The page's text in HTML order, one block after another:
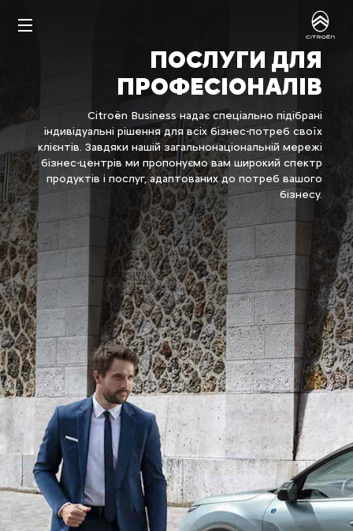
ПОСЛУГИ ДЛЯ
ПРОФЕСІОНАЛІВ
Citroën Business надає спеціально підібрані
індивідуальні рішення для всіх бізнес-потреб своїх
клієнтів. Завдяки нашій загальнонаціональній мережі
бізнес-центрів ми пропонуємо вам широкий спектр
продуктів і послуг, адаптованих до потреб вашого
бізнесу.